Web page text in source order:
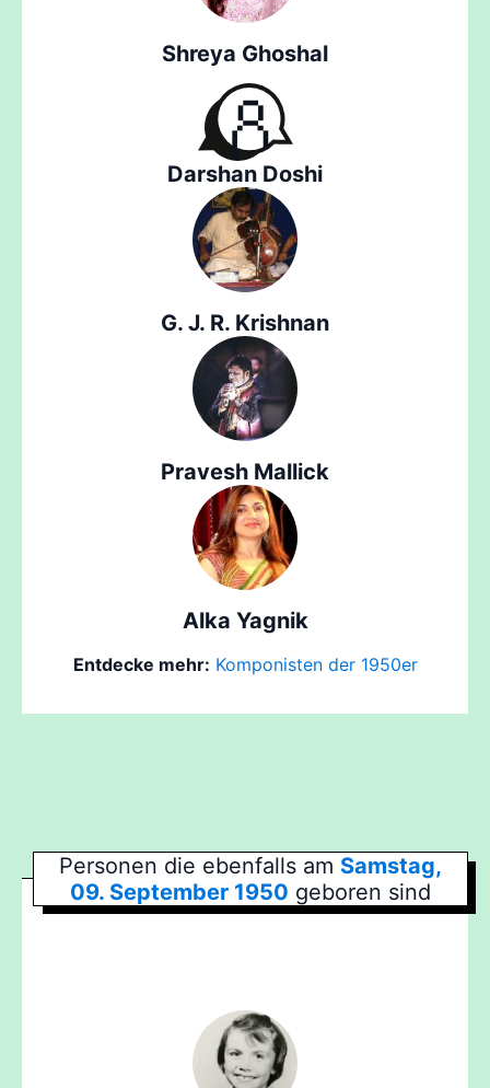
Shreya Ghoshal
Darshan Doshi
G. J. R. Krishnan
Pravesh Mallick
Alka Yagnik
Entdecke mehr: Komponisten der 1950er
Personen die ebenfalls am Samstag,
09. September 1950 geboren sind